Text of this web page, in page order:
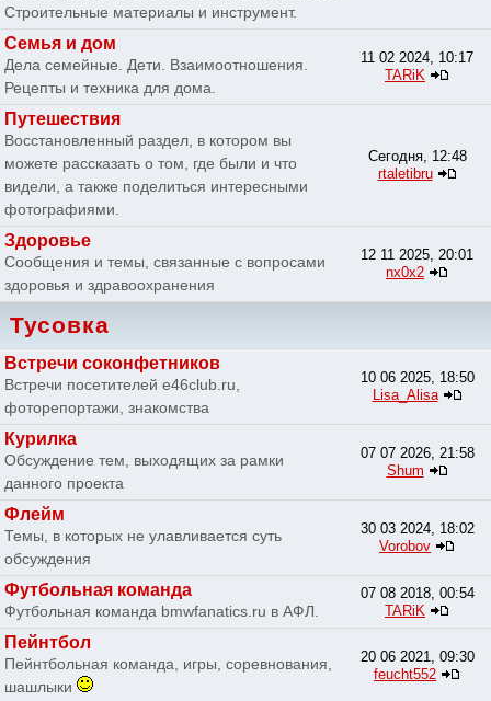
Строительные материалы и инструмент.
Семья и дом
Дела семейные. Дети. Взаимоотношения.
Рецепты и техника для дома.
11 02 2024, 10:17
TARiK
Путешествия
Восстановленный раздел, в котором вы
можете рассказать о том, где были и что
видели, а также поделиться интересными
фотографиями.
Сегодня, 12:48
rtaletibru
Здоровье
Сообщения и темы, связанные с вопросами
здоровья и здравоохранения
12 11 2025, 20:01
nx0x2
Тусовка
Встречи соконфетников
Встречи посетителей e46club.ru,
фоторепортажи, знакомства
10 06 2025, 18:50
Lisa_Alisa
Курилка
Обсуждение тем, выходящих за рамки
данного проекта
07 07 2026, 21:58
Shum
Флейм
Темы, в которых не улавливается суть
обсуждения
30 03 2024, 18:02
Vorobov
Футбольная команда
Футбольная команда bmwfanatics.ru в АФЛ.
07 08 2018, 00:54
TARiK
Пейнтбол
Пейнтбольная команда, игры, соревнования,
шашлыки
20 06 2021, 09:30
feucht552